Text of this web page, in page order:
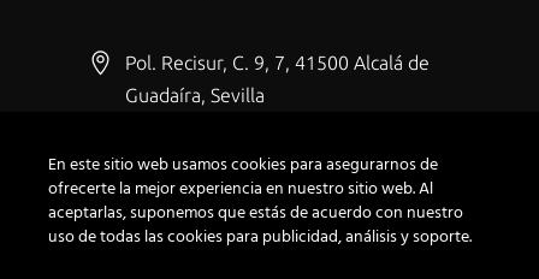
Pol. Recisur, C. 9, 7, 41500 Alcalá de
Guadaíra, Sevilla
info@modirepro.com
En este sitio web usamos cookies para asegurarnos de
ofrecerte la mejor experiencia en nuestro sitio web. Al
aceptarlas, suponemos que estás de acuerdo con nuestro
uso de todas las cookies para publicidad, análisis y soporte.